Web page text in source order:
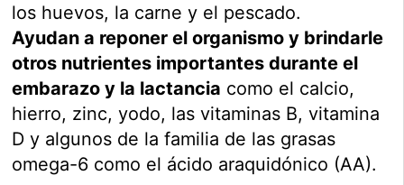
los huevos, la carne y el pescado.
Ayudan a reponer el organismo y brindarle
otros nutrientes importantes durante el
embarazo y la lactancia como el calcio,
hierro, zinc, yodo, las vitaminas B, vitamina
D y algunos de la familia de las grasas
omega-6 como el ácido araquidónico (AA).